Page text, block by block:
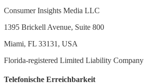
Consumer Insights Media LLC
1395 Brickell Avenue, Suite 800
Miami, FL 33131, USA
Florida-registered Limited Liability Company
Telefonische Erreichbarkeit